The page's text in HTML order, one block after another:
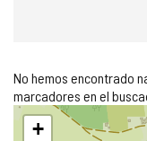
No hemos encontrado
marcadores en el
Saltar
mapa
+